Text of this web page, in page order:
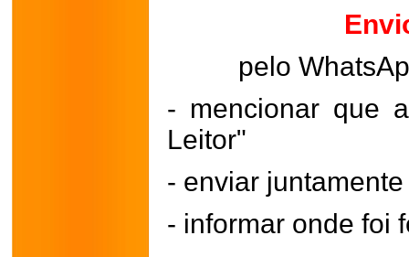
pelo
- mencionar que
Leitor"
- enviar
- informar onde foi